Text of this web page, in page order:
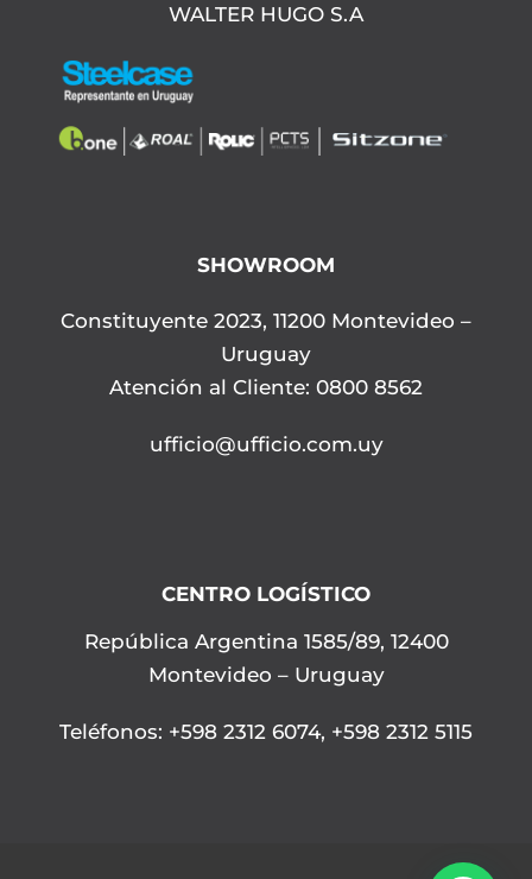
WALTER HUGO S.A
SHOWROOM
Constituyente 2023, 11200 Montevideo –
Uruguay
Atención al Cliente: 0800 8562
ufficio@ufficio.com.uy
CENTRO LOGÍSTICO
República Argentina 1585/89, 12400
Montevideo – Uruguay
Teléfonos: +598 2312 6074, +598 2312 5115